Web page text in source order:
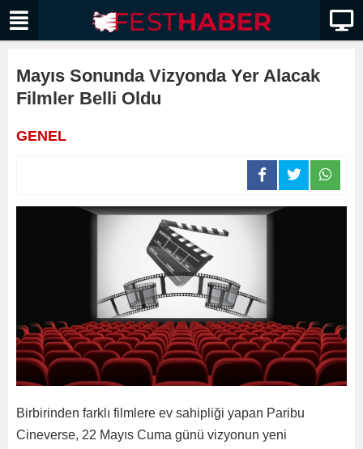
Mayıs Sonunda Vizyonda Yer Alacak
Filmler Belli Oldu
GENEL
Birbirinden farklı filmlere ev sahipliği yapan Paribu
Cineverse, 22 Mayıs Cuma günü vizyonun yeni